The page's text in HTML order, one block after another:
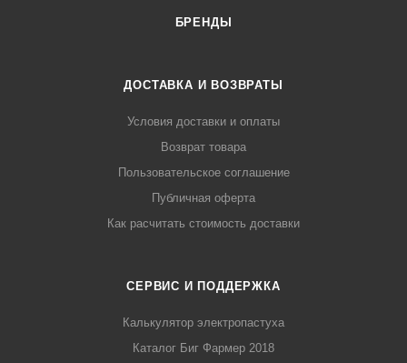
БРЕНДЫ
ДОСТАВКА И ВОЗВРАТЫ
Условия доставки и оплаты
Возврат товара
Пользовательское соглашение
Публичная оферта
Как расчитать стоимость доставки
СЕРВИС И ПОДДЕРЖКА
Калькулятор электропастуха
Каталог Биг Фармер 2018